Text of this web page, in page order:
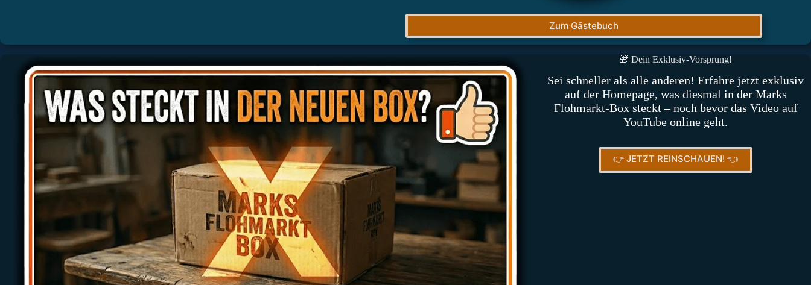
Zum Gästebuch
🎁 Dein Exklusiv-Vorsprung!
Sei schneller als alle anderen! Erfahre jetzt exklusiv
auf der Homepage, was diesmal in der Marks
Flohmarkt-Box steckt – noch bevor das Video auf
YouTube online geht.
👉 JETZT REINSCHAUEN! 👈